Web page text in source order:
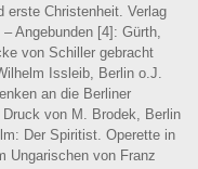
erste Christenheit. Verlag
Angebunden [4]: Gürth,
von Schiller gebracht
Issleib, Berlin o.J.
an die Berliner
von M. Brodek, Berlin
Der Spiritist. Operette in
Ungarischen von Franz